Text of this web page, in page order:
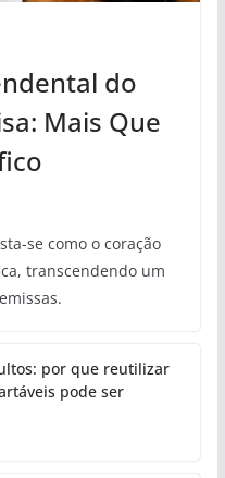
do
Mais Que
se como o coração
transcendendo um
por que reutilizar
pode ser